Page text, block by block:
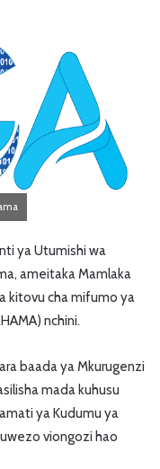
ya Utumishi wa
ameitaka Mamlaka
kitovu cha mifumo ya
nchini.
baada ya Mkurugenzi
mada kuhusu
ya Kudumu ya
viongozi hao